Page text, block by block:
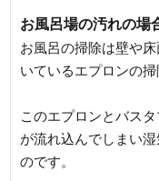
お風呂場の汚れの場
お風呂の掃除は壁や
いているエプロンの
このエプロンとバス
が流れ込んでしまい
のです。